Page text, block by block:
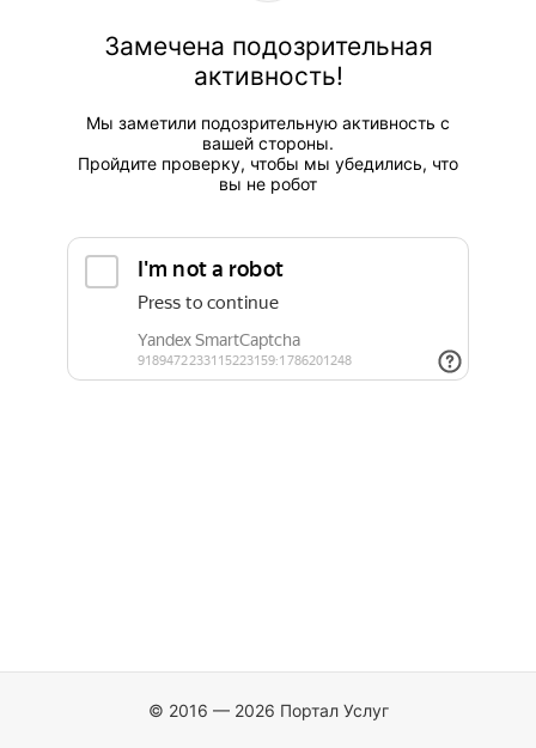
Замечена подозрительная
активность!
Мы заметили подозрительную активность с
вашей стороны.
Пройдите проверку, чтобы мы убедились, что
вы не робот
© 2016 — 2026 Портал Услуг